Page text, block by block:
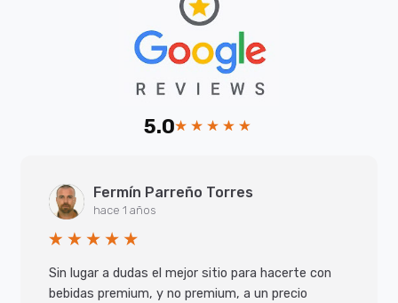
5.0
Fermín Parreño Torres
hace 1 años
Sin lugar a dudas el mejor sitio para hacerte con
bebidas premium, y no premium, a un precio